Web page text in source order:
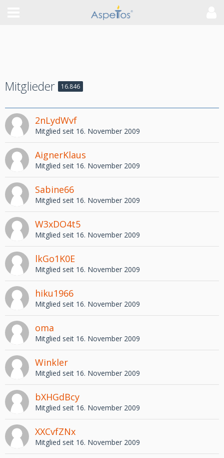
Mitglieder 16.846
2nLydWvf
Mitglied seit 16. November 2009
AignerKlaus
Mitglied seit 16. November 2009
Sabine66
Mitglied seit 16. November 2009
W3xDO4t5
Mitglied seit 16. November 2009
lkGo1K0E
Mitglied seit 16. November 2009
hiku1966
Mitglied seit 16. November 2009
oma
Mitglied seit 16. November 2009
Winkler
Mitglied seit 16. November 2009
bXHGdBcy
Mitglied seit 16. November 2009
XXCvfZNx
Mitglied seit 16. November 2009